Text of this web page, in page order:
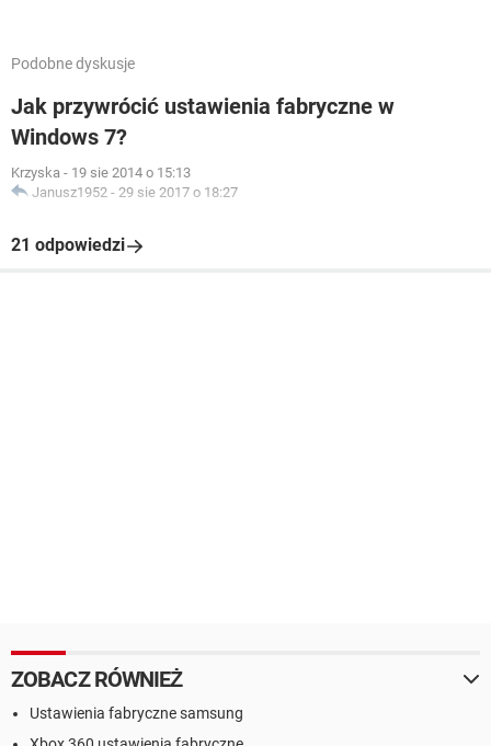
Podobne dyskusje
Jak przywrócić ustawienia fabryczne w
Windows 7?
Krzyska - 19 sie 2014 o 15:13
Janusz1952 - 29 sie 2017 o 18:27
21 odpowiedzi
ZOBACZ RÓWNIEŻ
Ustawienia fabryczne samsung